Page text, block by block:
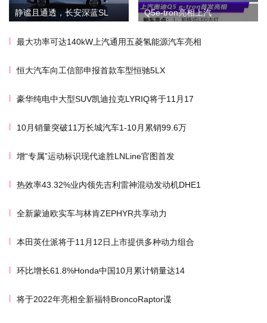
静谧且通透，长安深蓝SL Q5e-tron亮相上汽
最大功率可达140kW上汽通用五菱氢能源汽车亮相
恒大汽车向工信部申报首款车型恒驰5LX
豪华纯电中大型SUV凯迪拉克LYRIQ将于11月17
10月销量突破11万长城汽车1-10月累销99.6万
增“专属”运动标识现代途胜LNLine官图首发
热效率43.32%业内领先吉利雷神混动发动机DHE1
全新蒙迪欧实车与林肯ZEPHYR共享动力
本田英仕派将于11月12日上市提供多种动力组合
环比增长61.8%Honda中国10月累计销量达14
将于2022年亮相全新福特BroncoRaptor谍